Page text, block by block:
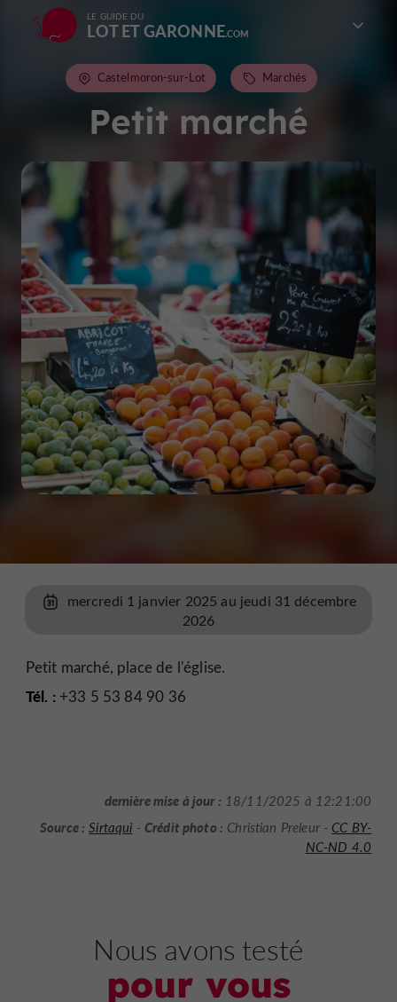
LE GUIDE DU
LOT ET GARONNE
Petit marché
Castelmoron-sur-Lot Marchés
mercredi 1 janvier 2025 au jeudi 31 décembre
2026
Petit marché, place de l'église.
Tél. :+33 5 53 84 90 36
dernière mise à jour : 18/11/2025 à 12:21:00
Source : Sirtaqui - Crédit photo : Christian Preleur - CC BY-
NC-ND 4.0
Nous avons testé
pour vous